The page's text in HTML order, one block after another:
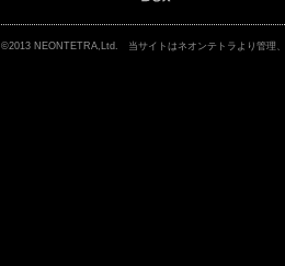
©2013 NEONTETRA,Ltd. 当サイトはネオンテトラより管理